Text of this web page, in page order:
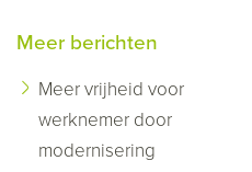
Meer berichten
Meer vrijheid voor
werknemer door
modernisering